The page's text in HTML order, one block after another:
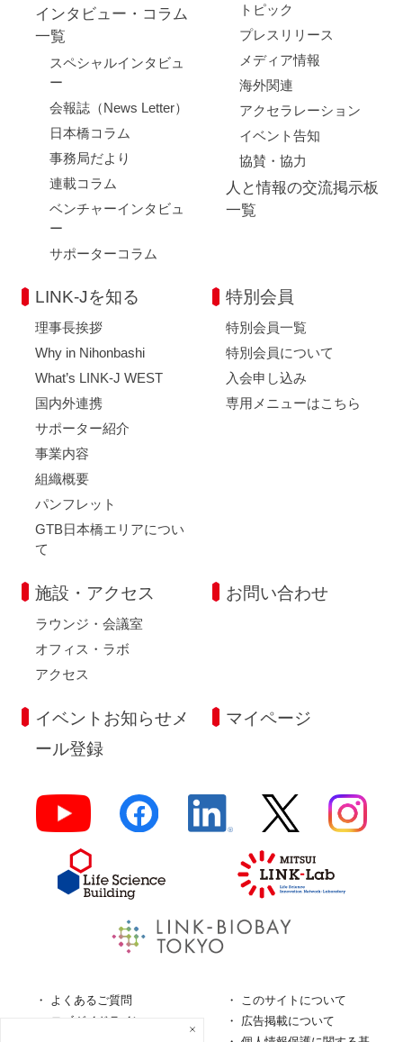
インタビュー・コラム
一覧
スペシャルインタビュ
ー
会報誌（News Letter）
日本橋コラム
事務局だより
連載コラム
ベンチャーインタビュ
ー
サポーターコラム
トピック
プレスリリース
メディア情報
海外関連
アクセラレーション
イベント告知
協賛・協力
人と情報の交流掲示板
一覧
LINK-Jを知る
理事長挨拶
Why in Nihonbashi
What’s LINK-J WEST
国内外連携
サポーター紹介
事業内容
組織概要
パンフレット
GTB日本橋エリアについ
て
特別会員
特別会員一覧
特別会員について
入会申し込み
専用メニューはこちら
施設・アクセス
ラウンジ・会議室
オフィス・ラボ
アクセス
お問い合わせ
イベントお知らせメ
ール登録
マイページ
よくあるご質問
このサイトについて
ロゴガイドライン
広告掲載について